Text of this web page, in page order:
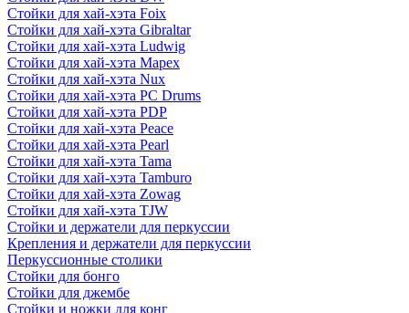
Стойки для хай-хэта Foix
Стойки для хай-хэта Gibraltar
Стойки для хай-хэта Ludwig
Стойки для хай-хэта Mapex
Стойки для хай-хэта Nux
Стойки для хай-хэта PC Drums
Стойки для хай-хэта PDP
Стойки для хай-хэта Peace
Стойки для хай-хэта Pearl
Стойки для хай-хэта Tama
Стойки для хай-хэта Tamburo
Стойки для хай-хэта Zowag
Стойки для хай-хэта TJW
Стойки и держатели для перкуссии
Крепления и держатели для перкуссии
Перкуссионные столики
Стойки для бонго
Стойки для джембе
Стойки и ножки для конг